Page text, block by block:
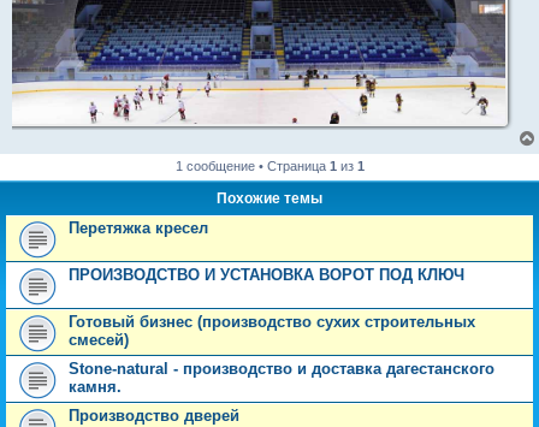
1 сообщение • Страница 1 из 1
Похожие темы
Перетяжка кресел
ПРОИЗВОДСТВО И УСТАНОВКА ВОРОТ ПОД КЛЮЧ
Готовый бизнес (производство сухих строительных
смесей)
Stone-natural - производство и доставка дагестанского
камня.
Производство дверей